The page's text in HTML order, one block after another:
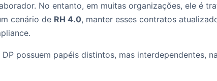
No entanto, em muitas organizações, ele é
cenário de RH 4.0, manter esses contratos
possuem papéis distintos, mas interdependentes,